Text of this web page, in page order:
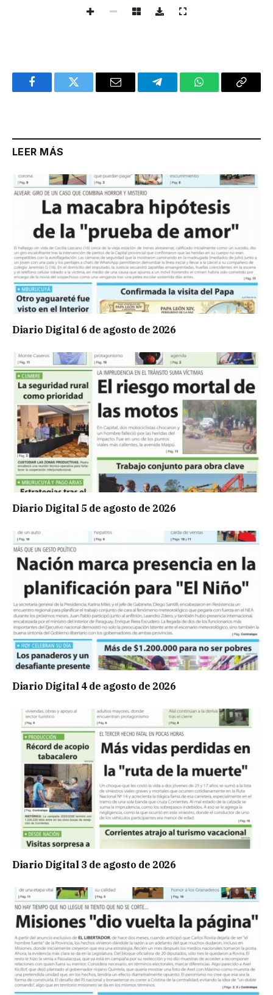
FacebookTwitter Email TelegramWhatsAppCopy
LEER MÁS
Diario Digital 6 de agosto de 2026
Diario Digital 5 de agosto de 2026
Diario Digital 4 de agosto de 2026
Diario Digital 3 de agosto de 2026